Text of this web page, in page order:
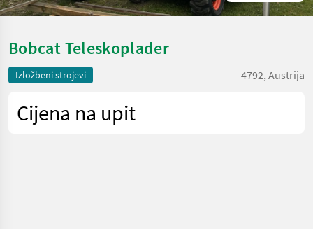
Bobcat Teleskoplader
Izložbeni strojevi 4792, Austrija
Cijena na upit